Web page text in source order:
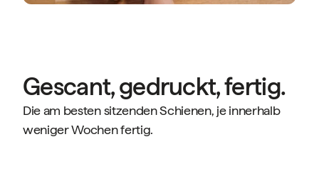
Gescant, gedruckt, fertig.
Die am besten sitzenden Schienen, je innerhalb
weniger Wochen fertig.